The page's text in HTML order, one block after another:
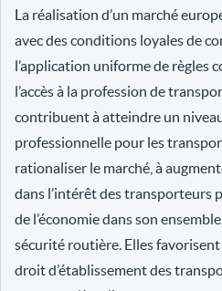
La réalisation d’un marché
avec des conditions loyales de
l’application uniforme de règles
l’accès à la profession de
contribuent à atteindre un
professionnelle pour les
rationaliser le marché, à
dans l’intérêt des transporteurs
de l’économie dans son
sécurité routière. Elles favorisent
droit d’établissement des